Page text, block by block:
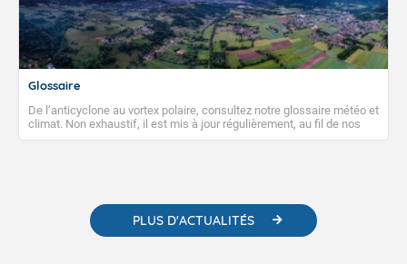
Glossaire
De l’anticyclone au vortex polaire, consultez notre glossaire météo et
climat. Non exhaustif, il est mis à jour régulièrement, au fil de nos
publications. Vous y trouverez également des liens utiles vers nos
PLUS D'ACTUALITÉS